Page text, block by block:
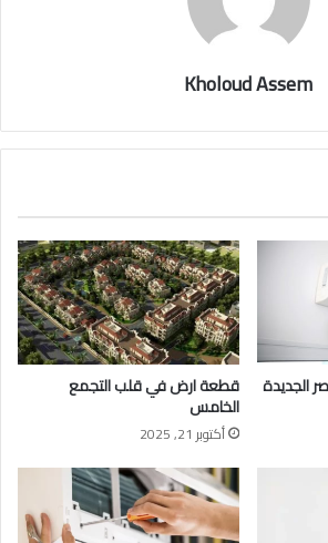
Kholoud Assem
الجديدة قطعة ارض في قلب التجمع
الخامس
أكتوبر 21, 2025